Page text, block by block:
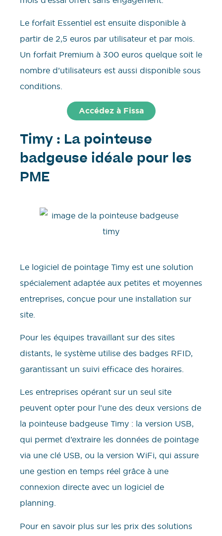
Le forfait Essentiel est ensuite disponible à
partir de 2,5 euros par utilisateur et par mois.
Un forfait Premium à 300 euros quelque soit le
nombre d’utilisateurs est aussi disponible sous
conditions.
Accédez à Fissa
Timy : La pointeuse
badgeuse idéale pour les
PME
Le logiciel de pointage Timy est une solution
spécialement adaptée aux petites et moyennes
entreprises, conçue pour une installation sur
site.
Pour les équipes travaillant sur des sites
distants, le système utilise des badges RFID,
garantissant un suivi efficace des horaires.
Les entreprises opérant sur un seul site
peuvent opter pour l’une des deux versions de
la pointeuse badgeuse Timy : la version USB,
qui permet d’extraire les données de pointage
via une clé USB, ou la version WiFi, qui assure
une gestion en temps réel grâce à une
connexion directe avec un logiciel de
planning.
Pour en savoir plus sur les prix des solutions